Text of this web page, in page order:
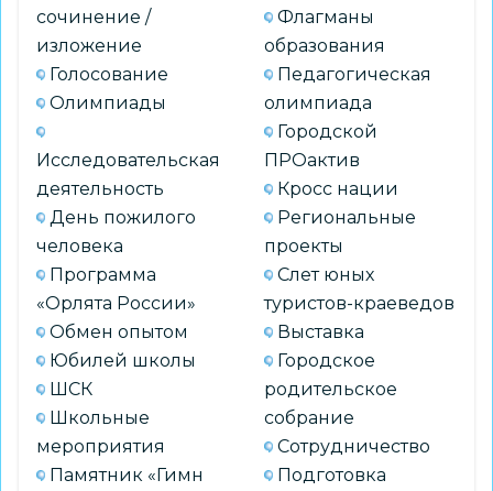
сочинение /
изложение
Голосование
Олимпиады
Исследовательская
деятельность
День пожилого
человека
Программа
«Орлята России»
Обмен опытом
Юбилей школы
ШСК
Школьные
мероприятия
Памятник «Гимн
Флагманы
образования
Педагогическая
олимпиада
Городской
ПРОактив
Кросс нации
Региональные
проекты
Слет юных
туристов-краеведов
Выставка
Городское
родительское
собрание
Сотрудничество
Подготовка